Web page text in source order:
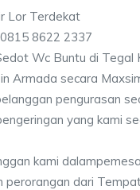
Lor Terdekat
0815 8622 2337
Wc Buntu di Tegal
Armada secara
pengurasan
yang kami
kami
perorangan dari